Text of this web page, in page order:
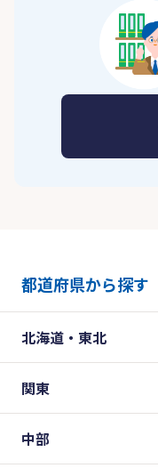
都道府県から探す
北海道・東北
関東
中部